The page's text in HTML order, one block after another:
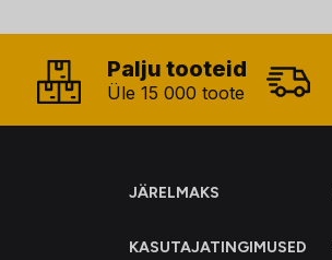
Palju tooteid
Üle 15 000 toote
JÄRELMAKS
KASUTAJATINGIMUSED